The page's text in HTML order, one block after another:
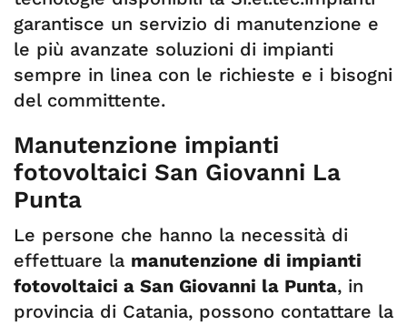
garantisce un servizio di manutenzione e
le più avanzate soluzioni di impianti
sempre in linea con le richieste e i bisogni
del committente.
Manutenzione impianti
fotovoltaici San Giovanni La
Punta
Le persone che hanno la necessità di
effettuare la manutenzione di impianti
fotovoltaici a San Giovanni la Punta, in
provincia di Catania, possono contattare la